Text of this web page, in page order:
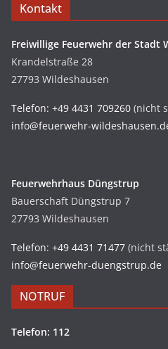
Kontakt
Freiwillige Feuerwehr der Stadt
Krandelstraße 28
27793 Wildeshausen
Telefon: +49 4431 709260 (nicht
info@feuerwehr-
Feuerwehrhaus Düngstrup
Bauerschaft Düngstrup 7
27793 Wildeshausen
Telefon: +49 4431 71477 (nicht
info@feuerwehr-duengstrup.de
NOTRUF
Telefon: 112